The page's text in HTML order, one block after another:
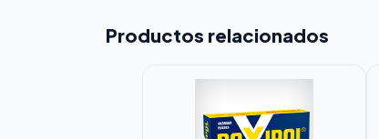
Productos relacionados